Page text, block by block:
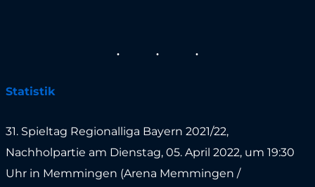
Statistik
31. Spieltag Regionalliga Bayern 2021/22,
Nachholpartie am Dienstag, 05. April 2022, um 19:30
Uhr in Memmingen (Arena Memmingen /